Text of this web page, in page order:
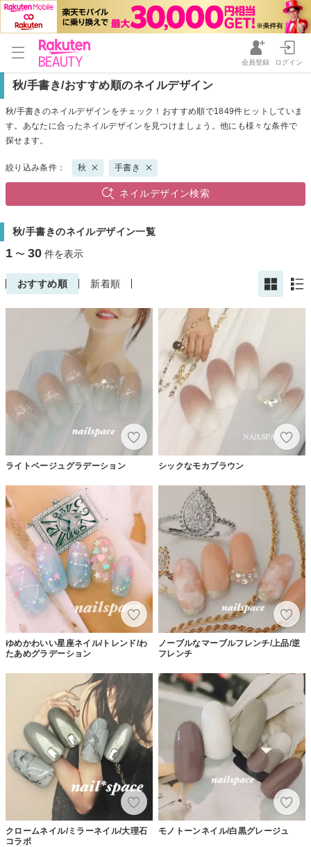
会員登録 ログイン
秋/手書き/おすすめ順のネイルデザイン
秋/手書きのネイルデザインをチェック！おすすめ順で1849件ヒットしていま
す。あなたに合ったネイルデザインを見つけましょう。他にも様々な条件で
探せます。
絞り込み条件： 秋 手書き
ネイルデザイン検索
秋/手書きのネイルデザイン一覧
1 〜 30 件を表示
おすすめ順 新着順
ライトベージュグラデーション シックなモカブラウン
ゆめかわいい星座ネイル/トレンド/わ
たあめグラデーション
ノーブルなマーブルフレンチ/上品/逆
フレンチ
クロームネイル/ミラーネイル/大理石
コラボ
モノトーンネイル/白黒グレージュ